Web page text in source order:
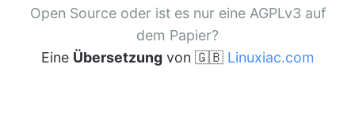
Open Source oder ist es nur eine AGPLv3 auf
dem Papier?
Eine Übersetzungvon 🇬🇧 Linuxiac.com